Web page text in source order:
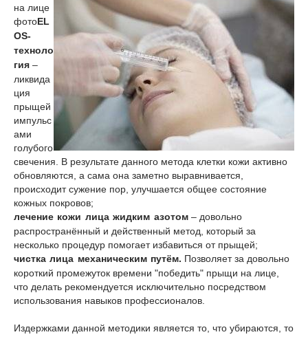
на лице
фотоEL
OS-
техноло
гия –
ликвида
ция
прыщей
импульс
ами
голубого
свечения. В результате данного метода клетки кожи активно
обновляются, а сама она заметно выравнивается,
происходит сужение пор, улучшается общее состояние
кожных покровов;
лечение кожи лица жидким азотом– довольно
распространённый и действенный метод, который за
несколько процедур помогает избавиться от прыщей;
чистка лица механическим путём. Позволяет за довольно
короткий промежуток времени "победить" прыщи на лице,
что делать рекомендуется исключительно посредством
использования навыков профессионалов.
Издержками данной методики является то, что убираются, то